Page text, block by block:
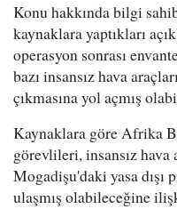
Konu hakkında bilgi
kaynaklara yaptıkları
operasyon sonrası
bazı insansız hava
çıkmasına yol açmış
Kaynaklara göre Afrika
görevlileri, insansız
Mogadişu'daki yasa dışı
ulaşmış olabileceğine